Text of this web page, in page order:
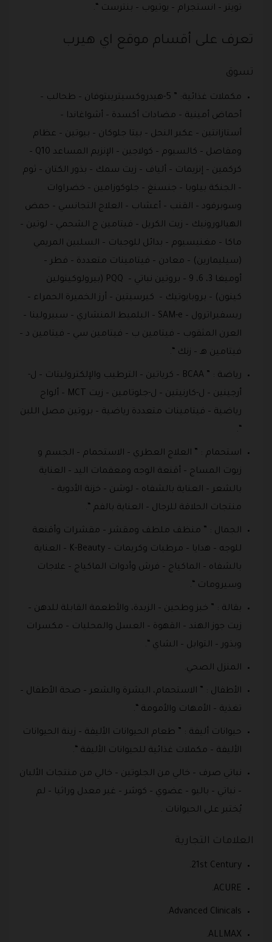
تويتر – انستجرام – يوتيوب – بنترست “.
تعرف على أقسام موقع اي هيرب
تسوق
مكملات غذائية: ” 5-هيدروكسيتريبتوفان – طحالب –
أحماض أمينية – مضادات أكسدة – أشواغاندا –
أستازانتين – عكبر النحل – بيتا جلوكان – بيوتين – عظام
ومفاصل – كالسيوم – كولاجين – الإنزيم المساعد Q10 –
كركمين – إنزيمات – ألياف – زيت سمك – بذور الكتان – ثوم
– الجنكة بيلوبا – جنسنغ – جلوكوزامين – خضراوات
وسوبرفود – القنب – أعشاب – العلاج التجانسي – حمض
الهيالورونيك – زيت الكريل – فيتامين ج الشحمي – لوتين –
ماكا – مغنيسيوم – بدائل للوجبات – السلبين المريمي
(سيليمارين) – معادن – فيتامينات متعددة – فطر –
أوميغا 3، 6، 9 – بروتين نباتي – PQQ (بيرولوكينولين
كينون) – بروبايوتيك – كيرسيتين – أرز الخميرة الحمراء –
ريسفيراترول – SAM-e – البلميط المنشاري – سبيرولينا –
العرن المثقوب – فيتامين ب – فيتامين سي – فيتامين د –
فيتامين هـ – زنك “.
رياضة : ” BCAA – كرياتين – الترطيب والإلكتروليتات – ل-
أرجينين – ل-كارنيتين – ل-جلوتامين – زيت MCT – ألواح
رياضية – فيتامينات متعددة رياضية – بروتين مصل اللبن
“.
استحمام : ” العلاج العطري – الاستحمام – الجسم و
زيوت المساج – أقنعة الوجه ومعقمات اليد – العناية
بالشعر – العناية بالشفاه – لوشن – خزنة الأدوية –
منتجات الحلاقة للرجال – العناية بالفم “.
الجمال : ” منظف ملطف ومقشر – مقشرات وأقنعة
للوجه – هدايا – مرطبات وكريمات – K-Beauty – العناية
بالشفاه – الماكياج – فرش وأدوات الماكياج – علاجات
وسيرومات “.
بقالة : ” خبز وطحين – الزبدة، والأطعمة القابلة للدهن –
زيت جوز الهند – القهوة – العسل والمحليات – مكسرات
وبذور – التوابل – الشاي “.
المنزل الصحي.
الأطفال : ” الاستحمام، البشرة والشعر – صحة الأطفال –
تغذية – الأمهات والأمومة “.
حيوانات أليفة : ” طعام الحيوانات الأليفة – زينة الحيوانات
الأليفة – مكملات غذائية للحيوانات الأليفة “.
نباتي صرف – خالي من الجلوتين – خالي من منتجات الألبان
– نباتي – باليو – عضوي – كوشر – غير معدل وراثيا – لم
يُختبر على الحيوانات .
العلامات التجارية
21st Century.
ACURE.
Advanced Clinicals.
ALLMAX.